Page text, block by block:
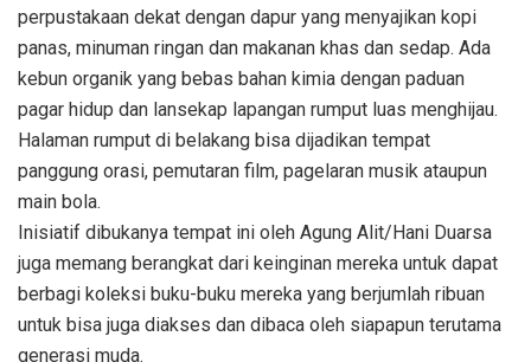
perpustakaan dekat dengan dapur yang menyajikan kopi
panas, minuman ringan dan makanan khas dan sedap. Ada
kebun organik yang bebas bahan kimia dengan paduan
pagar hidup dan lansekap lapangan rumput luas menghijau.
Halaman rumput di belakang bisa dijadikan tempat
panggung orasi, pemutaran film, pagelaran musik ataupun
main bola.
Inisiatif dibukanya tempat ini oleh Agung Alit/Hani Duarsa
juga memang berangkat dari keinginan mereka untuk dapat
berbagi koleksi buku-buku mereka yang berjumlah ribuan
untuk bisa juga diakses dan dibaca oleh siapapun terutama
generasi muda.